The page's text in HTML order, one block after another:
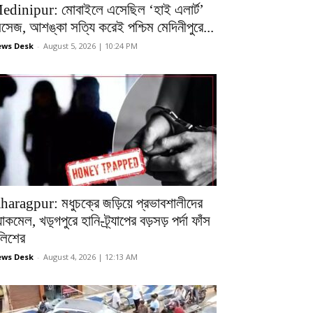
মোবাইলে এসেছিল ‘হাই এলার্ট’
আশঙ্কা সত্যি করেই পশ্চিম মেদিনীপুরে...
Desk - August 5, 2026 | 10:24 PM
মধুচক্রে জড়িয়ে প্রভাবশালীদের
খড়্গপুরে হানি-ট্র্যাপের বড়সড় পর্দা ফাঁস
Desk - August 4, 2026 | 12:13 AM